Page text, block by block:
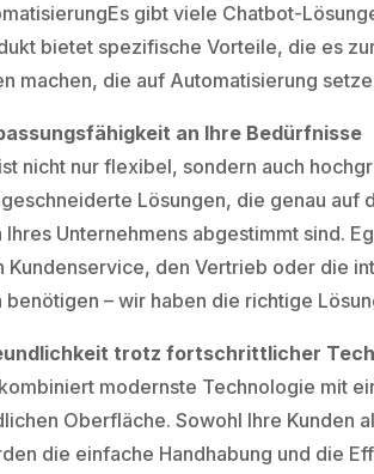
Es gibt viele Chatbot-
bietet spezifische Vorteile, die es
machen, die auf Automatisierung
an Ihre Bedürfnisse
nicht nur flexibel, sondern auch
Lösungen, die genau auf
Unternehmens abgestimmt sind.
Kundenservice, den Vertrieb oder die
benötigen – wir haben die richtige
trotz fortschrittlicher
modernste Technologie mit
Oberfläche. Sowohl Ihre Kunden
die einfache Handhabung und die